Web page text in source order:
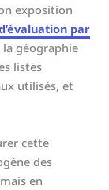
exposition
par
la géographie
listes
utilisés, et
cette
des
en